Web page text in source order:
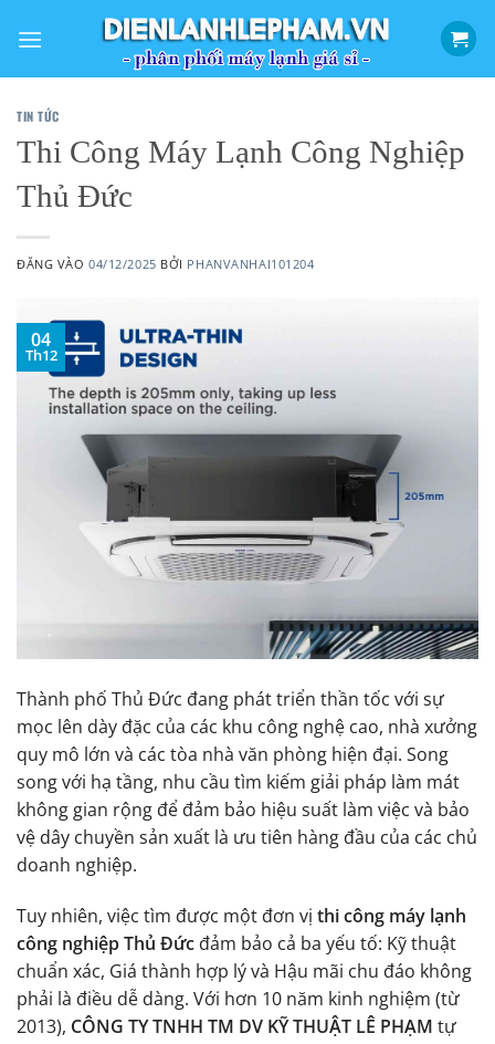
qua
TIN TỨC
Thi Công Máy Lạnh Công Nghiệp
Thủ Đức
ĐĂNG VÀO04/12/2025 BỞI PHANVANHAI101204
04
Th12
Thành phố Thủ Đức đang phát triển thần tốc với sự
mọc lên dày đặc của các khu công nghệ cao, nhà xưởng
quy mô lớn và các tòa nhà văn phòng hiện đại. Song
song với hạ tầng, nhu cầu tìm kiếm giải pháp làm mát
không gian rộng để đảm bảo hiệu suất làm việc và bảo
vệ dây chuyền sản xuất là ưu tiên hàng đầu của các chủ
doanh nghiệp.
Tuy nhiên, việc tìm được một đơn vị thi công máy lạnh
công nghiệp Thủ Đức đảm bảo cả ba yếu tố: Kỹ thuật
chuẩn xác, Giá thành hợp lý và Hậu mãi chu đáo không
phải là điều dễ dàng. Với hơn 10 năm kinh nghiệm (từ
2013), CÔNG TY TNHH TM DV KỸ THUẬT LÊ PHẠM tự